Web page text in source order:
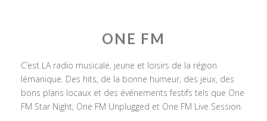
ONE FM
C’est LA radio musicale, jeune et loisirs de la région
lémanique. Des hits, de la bonne humeur, des jeux, des
bons plans locaux et des événements festifs tels que One
FM Star Night, One FM Unplugged et One FM Live Session.